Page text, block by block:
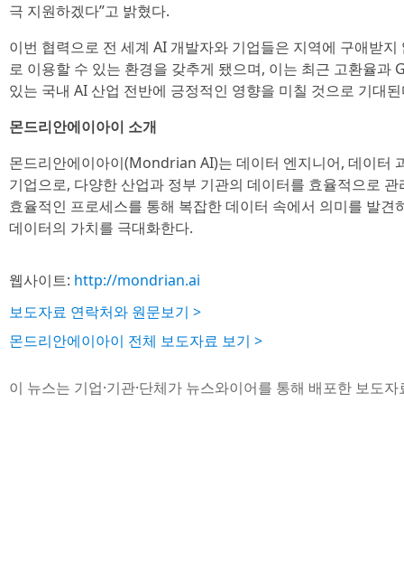
극 지원하겠다”고 밝혔다.
이번 협력으로 전 세계 AI 개발자와 기업들은 지역에 구애받
로 이용할 수 있는 환경을 갖추게 됐으며, 이는 최근 고환율과
있는 국내 AI 산업 전반에 긍정적인 영향을 미칠 것으로 기대
몬드리안에이아이 소개
몬드리안에이아이(Mondrian AI)는 데이터 엔지니어, 데이터
기업으로, 다양한 산업과 정부 기관의 데이터를 효율적으로
효율적인 프로세스를 통해 복잡한 데이터 속에서 의미를 발
데이터의 가치를 극대화한다.
웹사이트: http://mondrian.ai
보도자료 연락처와 원문보기 >
몬드리안에이아이 전체 보도자료 보기 >
이 뉴스는 기업·기관·단체가 뉴스와이어를 통해 배포한 보도